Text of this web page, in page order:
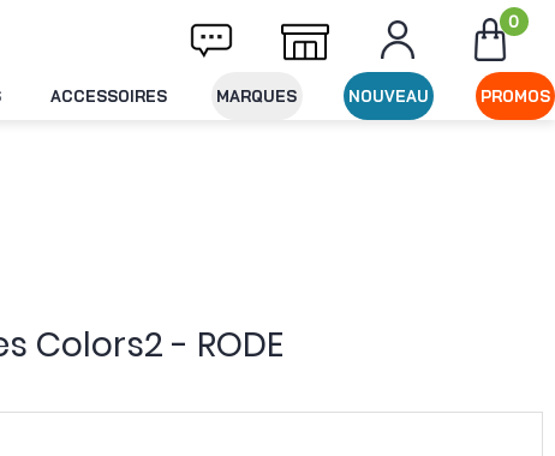
Livraison offerte dès 49€ d'achat 0
ACCESSOIRES MARQUES NOUVEAU PROMOS
Colors2 - RODE